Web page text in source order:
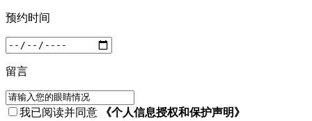
预约时间
留言
我已阅读并同意 《个人信息授权和保护声明》